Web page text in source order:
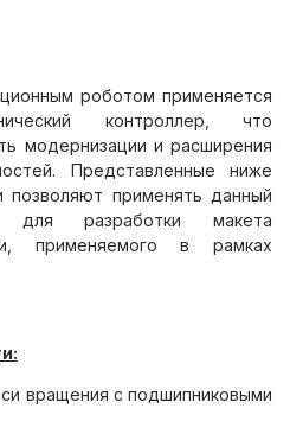
роботом применяется
контроллер, что
модернизации и расширения
Представленные ниже
позволяют применять данный
для разработки макета
применяемого в рамках
вращения с подшипниковыми